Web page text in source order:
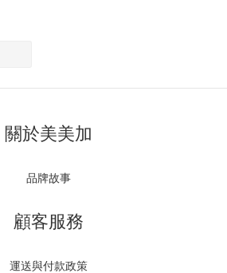
關於美美加
品牌故事
顧客服務
運送與付款政策